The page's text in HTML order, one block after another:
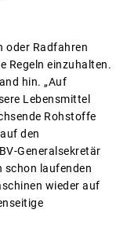
oder Radfahren
Regeln einzuhalten.
hin. „Auf
Lebensmittel
Rohstoffe
den
Generalsekretär
schon laufenden
wieder auf